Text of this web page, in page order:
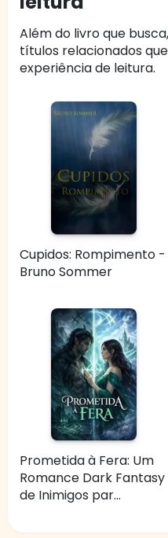
Além do livro que
títulos relacionados
experiência de leitura.
Cupidos: Rompimento -
Bruno Sommer
Prometida à Fera: Um
Romance Dark Fantasy
de Inimigos par...